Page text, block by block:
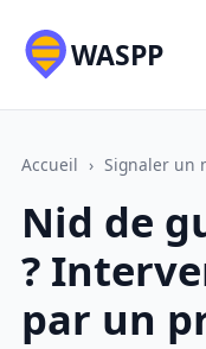
WASPP
Accueil › Signaler un
Nid de
?
par un